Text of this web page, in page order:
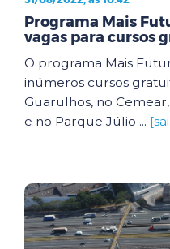
Programa Mais
vagas para cursos
O programa Mais
inúmeros cursos
Guarulhos, no
e no Parque Júlio ...